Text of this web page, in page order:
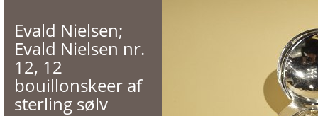
Evald Nielsen;
Evald Nielsen nr.
12, 12
bouillonskeer af
sterling sølv